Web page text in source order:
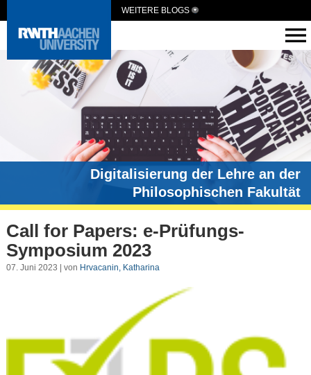
WEITERE BLOGS
Digitalisierung der Lehre an der
Philosophischen Fakultät
Call for Papers: e-Prüfungs-
Symposium 2023
07. Juni 2023 | von Hrvacanin, Katharina